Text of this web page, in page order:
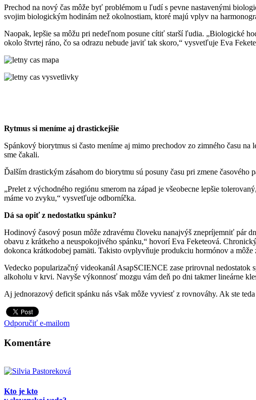
Prechod na nový čas môže byť problémom u ľudí s pevne nastavenými
svojim biologickým hodinám než okolnostiam, ktoré majú vplyv na
Naopak, lepšie sa môžu pri nedeľnom posune cítiť starší ľudia. „Biologické
okolo štvrtej ráno, čo sa odrazu nebude javiť tak skoro,“ vysvetľuje Eva
Rytmus si meníme aj drastickejšie
Spánkový biorytmus si často meníme aj mimo prechodov zo zimného času
sme čakali.
Ďalším drastickým zásahom do biorytmu sú posuny času pri zmene
„Prelet z východného regiónu smerom na západ je všeobecne lepšie
máme vo zvyku,“ vysvetľuje odborníčka.
Dá sa opiť z nedostatku spánku?
Hodinový časový posun môže zdravému človeku nanajvýš znepríjemniť pár
obavu z krátkeho a neuspokojivého spánku,“ hovorí Eva Feketeová.
dokonca krátkodobej pamäti. Takisto ovplyvňuje produkciu hormónov a
Vedecko popularizačný videokanál AsapSCIENCE zase prirovnal nedostatok
alkoholu v krvi. Navyše výkonnosť mozgu vám deň po dni takmer lineárne
Aj jednorazový deficit spánku nás však môže vyviesť z rovnováhy. Ak ste
Odporučiť e-mailom
Komentáre
Kto je kto